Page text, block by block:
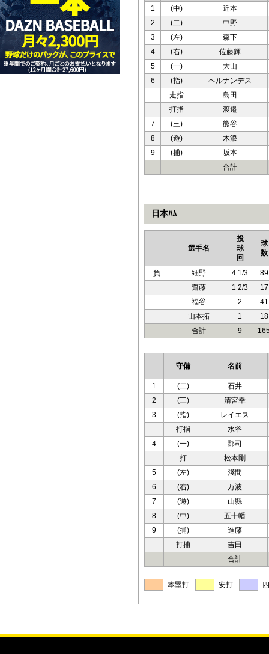
1 (中)
近本
2
(二)
中野
3
(左)
森下
4
(右)
佐藤輝
5
(一)
大山
6
(指)
ヘルナンデス
走指
島田
打指
渡邉
7
(三)
熊谷
8
(遊)
木浪
9
(捕)
坂本
合計
日本ﾊﾑ
選手名
投
球
回
球
数
負 細野 4 1/3
89
齋藤
1 2/3
17
福谷
2
41
山本拓
1
18
合計
9
守備 名前
1 (二)
石井
2
(三)
清宮幸
3
(指)
レイエス
打指
水谷
4
(一)
郡司
打
松本剛
5
(左)
淺間
6
(右)
万波
7
(遊)
山縣
8
(中)
五十幡
9
(捕)
進藤
打捕
吉田
合計
本塁打 安打